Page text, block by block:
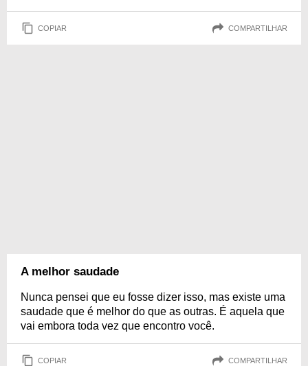
COPIAR COMPARTILHAR
A melhor saudade
Nunca pensei que eu fosse dizer isso, mas existe uma
saudade que é melhor do que as outras. É aquela que
vai embora toda vez que encontro você.
COPIAR COMPARTILHAR